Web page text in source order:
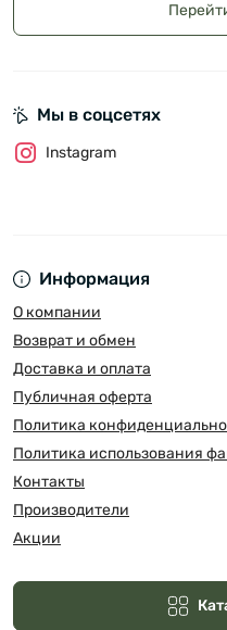
Информация
О компании
Возврат и обмен
Доставка и оплата
Публичная оферта
Политика
Политика использования
Контакты
Производители
Акции
Мы в соцсетях
Instagram